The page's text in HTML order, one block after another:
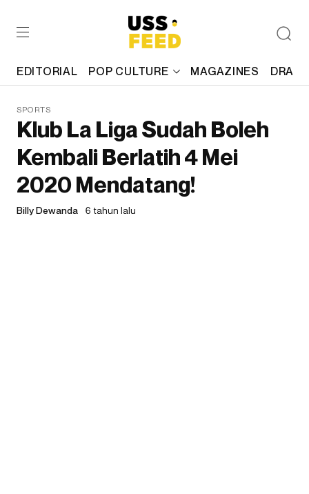
EDITORIAL POP CULTURE MAGAZINES
SPORTS
Klub La Liga Sudah Boleh
Kembali Berlatih 4 Mei
2020 Mendatang!
Billy Dewanda 6 tahun lalu